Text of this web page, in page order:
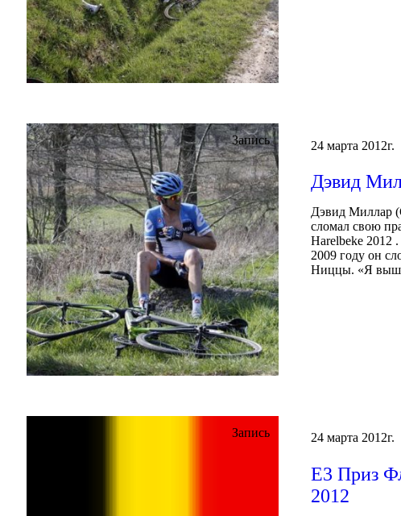
Запись 24 марта 2012г.
Дэвид
Дэвид Миллар
сломал свою
Harelbeke 2012
2009 году он
Ниццы. «Я
Запись 24 марта 2012г.
Е3 Приз
2012